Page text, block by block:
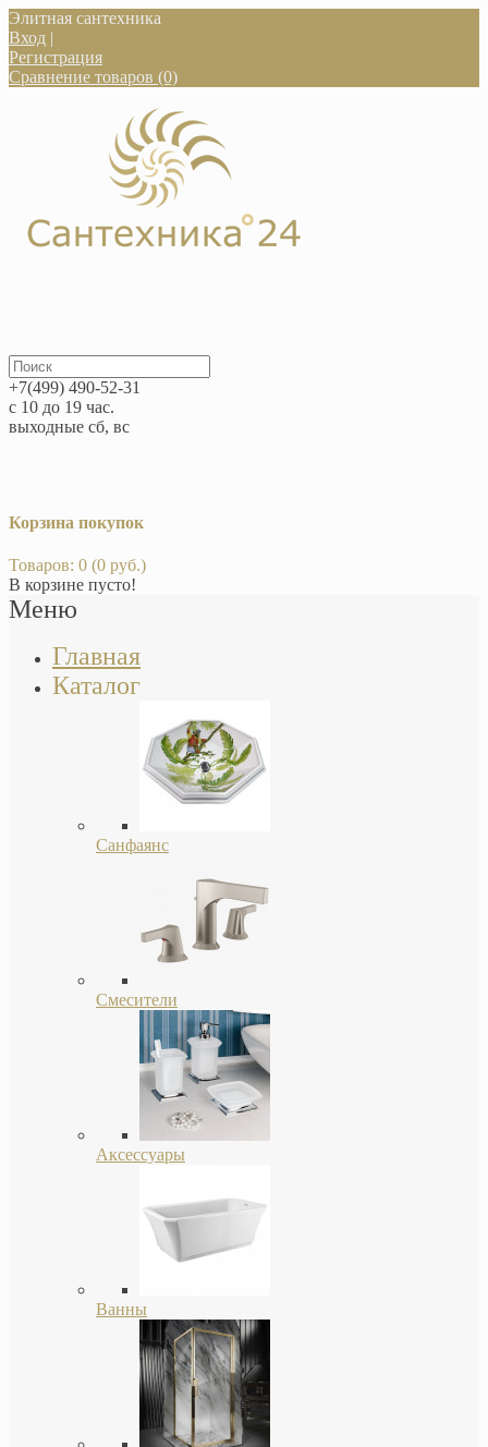
Элитная сантехника
Вход |
Регистрация
Сравнение товаров (0)
+7(499) 490-52-31
с 10 до 19 час.
выходные сб, вс
Корзина покупок
Товаров: 0 (0 руб.)
В корзине пусто!
Меню
Главная
Каталог
Санфаянс
Смесители
Аксессуары
Ванны